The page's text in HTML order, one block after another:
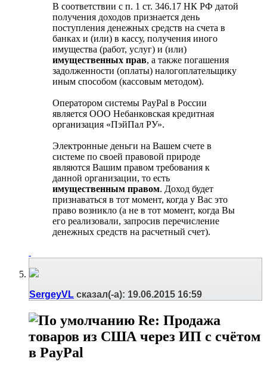
В соответствии с п. 1 ст. 346.17 НК РФ датой
получения доходов признается день
поступления денежных средств на счета в
банках и (или) в кассу, получения иного
имущества (работ, услуг) и (или)
имущественных прав, а также погашения
задолженности (оплаты) налогоплательщику
иным способом (кассовым методом).
Оператором системы PayPal в России
является ООО Небанковская кредитная
организация «ПэйПал РУ».
Электронные деньги на Вашем счете в
системе по своей правовой природе
являются Вашим правом требования к
данной организации, то есть
имущественным правом. Доход будет
признаваться в тот момент, когда у Вас это
право возникло (а не в тот момент, когда Вы
его реализовали, запросив перечисление
денежных средств на расчетный счет).
SergeyVL сказал(-а): 19.06.2015 16:59
Re: Продажа
товаров из США через ИП с счётом
в PayPal